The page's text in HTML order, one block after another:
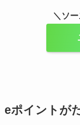
＼ソ
eポイントが